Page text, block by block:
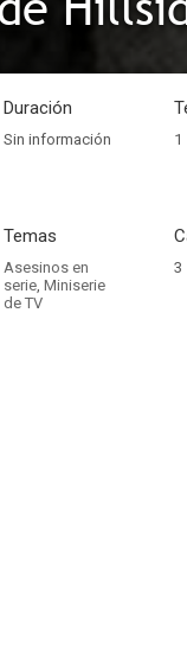
Duración
Sin información 1
Temas
Asesinos en
serie, Miniserie
de TV
3